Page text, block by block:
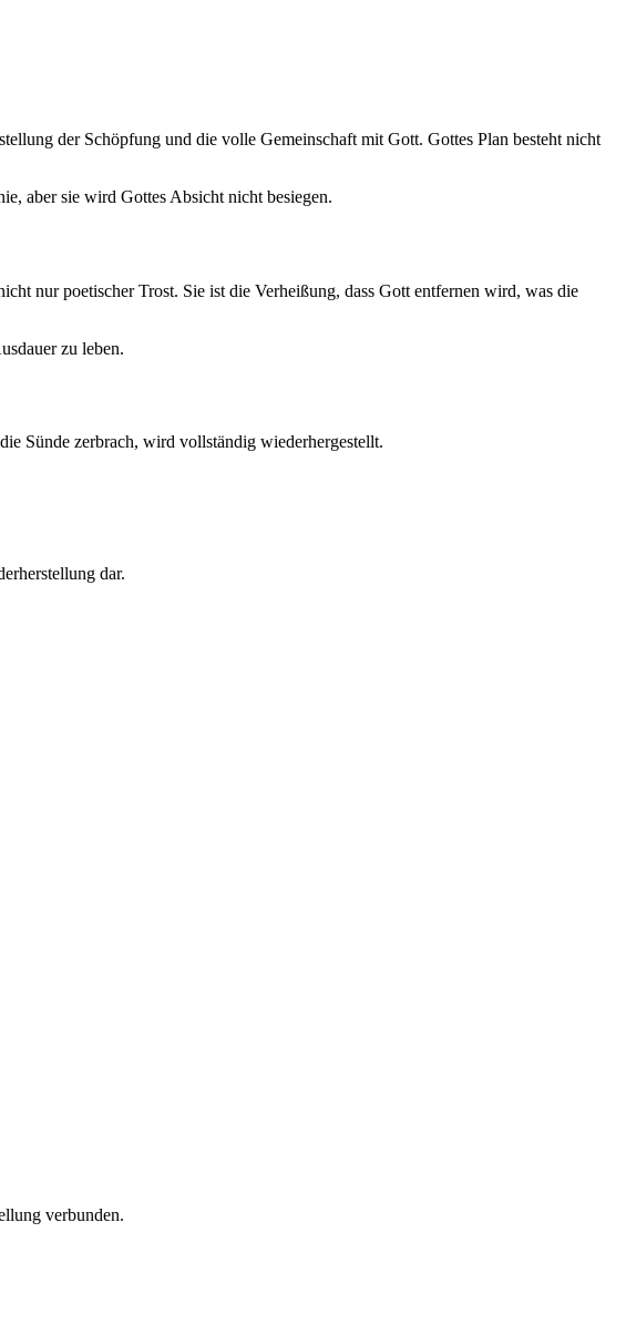
der Schöpfung und die volle Gemeinschaft mit Gott. Gottes Plan besteht nicht
aber sie wird Gottes Absicht nicht besiegen.
nur poetischer Trost. Sie ist die Verheißung, dass Gott entfernen wird, was die
zu leben.
Sünde zerbrach, wird vollständig wiederhergestellt.
dar.
verbunden.